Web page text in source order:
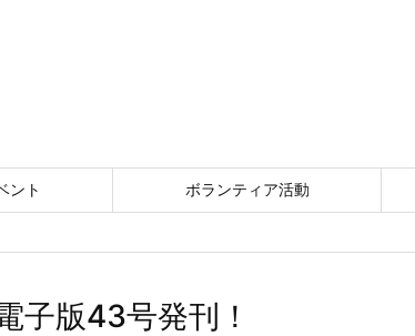
ント ボランティア活動
子版43号発刊！